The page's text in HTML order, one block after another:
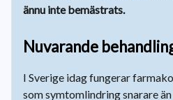
ännu inte bemästrats.
Nuvarande
I Sverige idag fungerar
som symtomlindring snarare